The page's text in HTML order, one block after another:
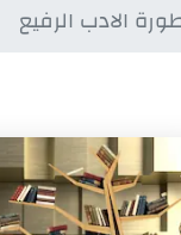
الادب الرفيع